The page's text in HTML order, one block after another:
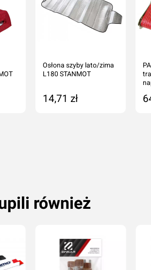
Osłona szyby lato/zima
L180 STANMOT
14,71 zł
również